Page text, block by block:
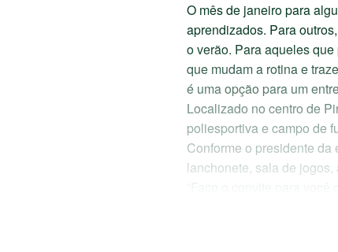
O mês de janeiro para
aprendizados. Para
o verão. Para aqueles
que mudam a rotina e
é uma opção para um
Localizado no centro de
poliesportiva e campo de
Conforme o presidente
lanchonete, sala de
“Faço o convite para
do Clube ACE e ter